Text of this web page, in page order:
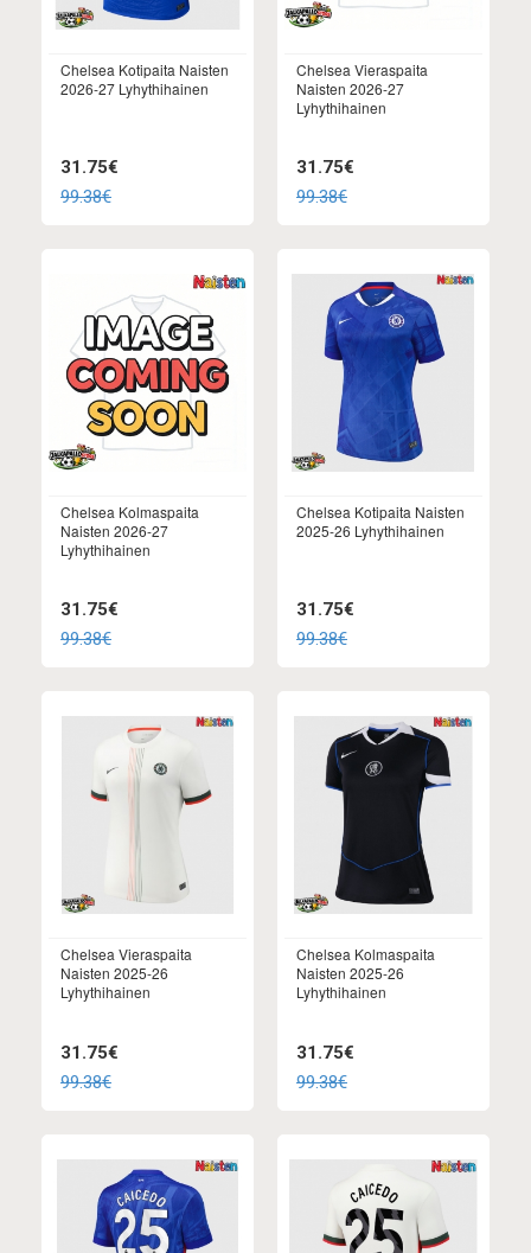
Chelsea Kotipaita Naisten
2026-27 Lyhythihainen
31.75€
99.38€
Chelsea Vieraspaita
Naisten 2026-27
Lyhythihainen
31.75€
99.38€
Chelsea Kolmaspaita
Naisten 2026-27
Lyhythihainen
31.75€
99.38€
Chelsea Kotipaita Naisten
2025-26 Lyhythihainen
31.75€
99.38€
Chelsea Vieraspaita
Naisten 2025-26
Lyhythihainen
31.75€
99.38€
Chelsea Kolmaspaita
Naisten 2025-26
Lyhythihainen
31.75€
99.38€